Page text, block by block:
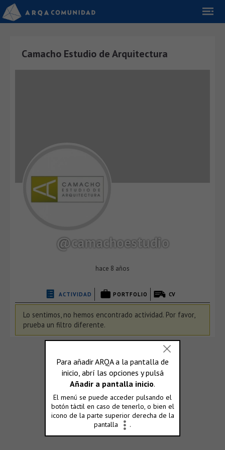
Camacho Estudio de Arquitectura
@camachoestudio
hace 8 años
ACTIVIDAD PORTFOLIO CV
Lo sentimos, no hemos encontrado actividad. Por favor,
prueba un filtro diferente.